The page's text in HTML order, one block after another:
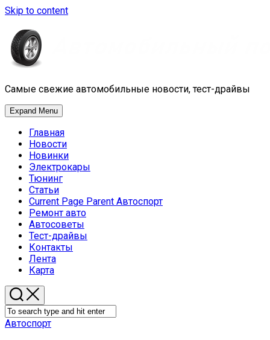
Skip to content
Самые свежие автомобильные новости, тест-драйвы
Expand Menu
Главная
Новости
Новинки
Электрокары
Тюнинг
Статьи
Current Page Parent Автоспорт
Ремонт авто
Автосоветы
Тест-драйвы
Контакты
Лента
Карта
Автоспорт